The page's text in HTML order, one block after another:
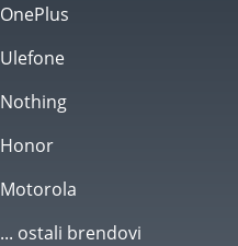
OnePlus
Ulefone
Nothing
Honor
Motorola
... ostali brendovi